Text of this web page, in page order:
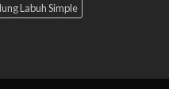
Labuh Simple